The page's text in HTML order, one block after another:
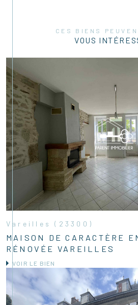
CES BIENS
VOUS
Vareilles (23300)
MAISON DE CARACTÈRE
RÉNOVÉE VAREILLES
VOIR LE BIEN